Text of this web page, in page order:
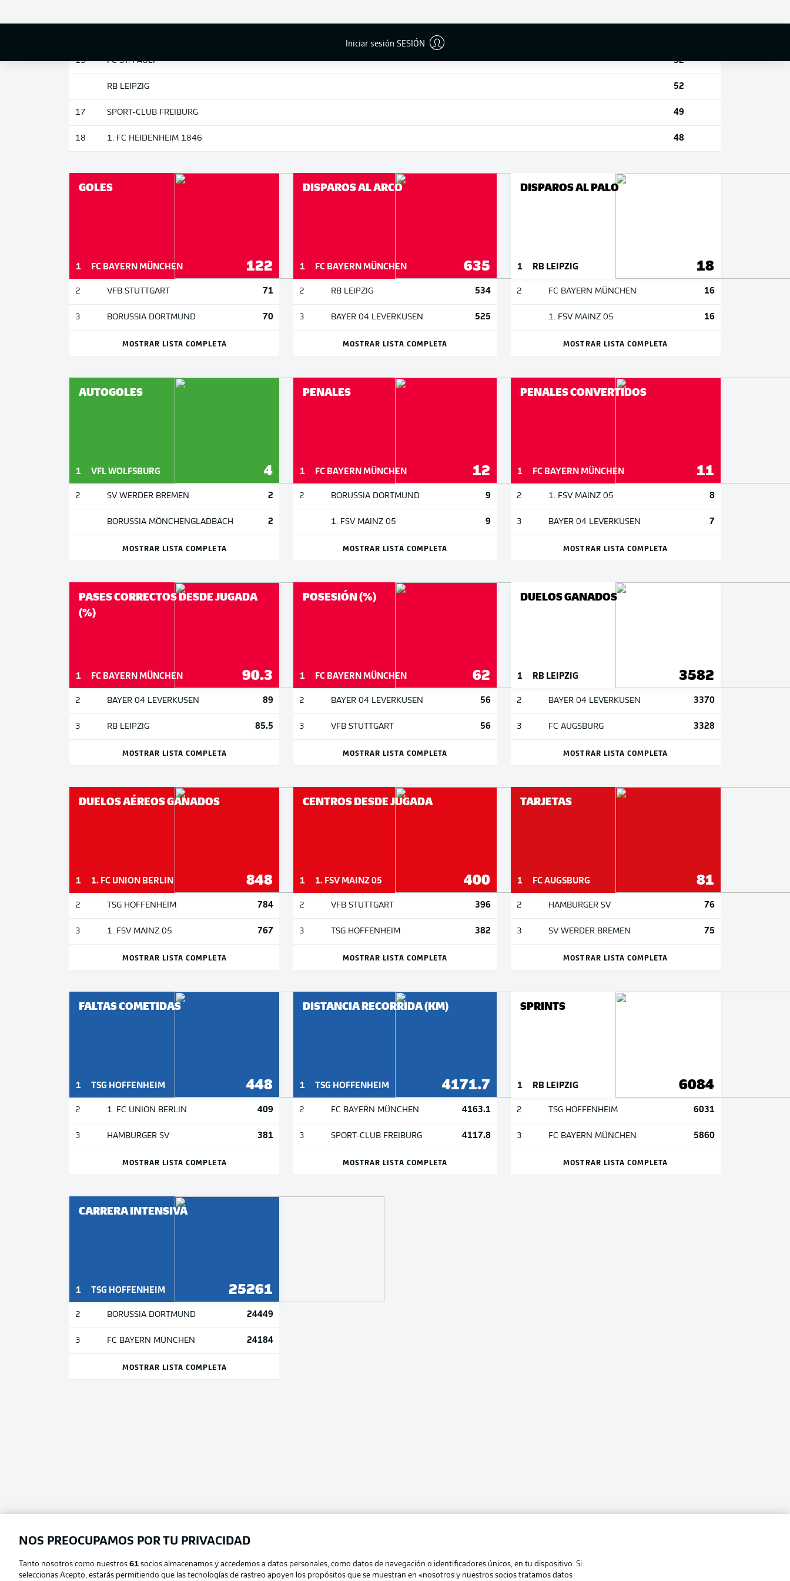
Iniciar sesión SESIÓN
GOLES
1 FC BAYERN MÜNCHEN 122
2 VFB STUTTGART 71
3 BORUSSIA DORTMUND 70
MOSTRAR LISTA COMPLETA
DISPAROS AL ARCO
1 FC BAYERN MÜNCHEN 635
2 RB LEIPZIG 534
3 BAYER 04 LEVERKUSEN 525
MOSTRAR LISTA COMPLETA
DISPAROS AL PALO
1 RB LEIPZIG 18
2 FC BAYERN MÜNCHEN 16
1. FSV MAINZ 05 16
MOSTRAR LISTA COMPLETA
AUTOGOLES
1 VFL WOLFSBURG 4
2 SV WERDER BREMEN 2
BORUSSIA MÖNCHENGLADBACH 2
MOSTRAR LISTA COMPLETA
PENALES
1 FC BAYERN MÜNCHEN 12
2 BORUSSIA DORTMUND 9
1. FSV MAINZ 05 9
MOSTRAR LISTA COMPLETA
PENALES CONVERTIDOS
1 FC BAYERN MÜNCHEN 11
2 1. FSV MAINZ 05 8
3 BAYER 04 LEVERKUSEN 7
MOSTRAR LISTA COMPLETA
PASES CORRECTOS DESDE JUGADA
(%)
1 FC BAYERN MÜNCHEN 90.3
2 BAYER 04 LEVERKUSEN 89
3 RB LEIPZIG 85.5
MOSTRAR LISTA COMPLETA
POSESIÓN (%)
1 FC BAYERN MÜNCHEN 62
2 BAYER 04 LEVERKUSEN 56
3 VFB STUTTGART 56
MOSTRAR LISTA COMPLETA
DUELOS GANADOS
1 RB LEIPZIG 3582
2 BAYER 04 LEVERKUSEN 3370
3 FC AUGSBURG 3328
MOSTRAR LISTA COMPLETA
DUELOS AÉREOS GANADOS
1 1. FC UNION BERLIN 848
2 TSG HOFFENHEIM 784
3 1. FSV MAINZ 05 767
MOSTRAR LISTA COMPLETA
CENTROS DESDE JUGADA
1 1. FSV MAINZ 05 400
2 VFB STUTTGART 396
3 TSG HOFFENHEIM 382
MOSTRAR LISTA COMPLETA
15 FC ST. PAULI 52
RB LEIPZIG 52
17 SPORT-CLUB FREIBURG 49
18 1. FC HEIDENHEIM 1846 48
TARJETAS
1 FC AUGSBURG 81
2 HAMBURGER SV 76
3 SV WERDER BREMEN 75
MOSTRAR LISTA COMPLETA
FALTAS COMETIDAS
1 TSG HOFFENHEIM 448
2 1. FC UNION BERLIN 409
3 HAMBURGER SV 381
MOSTRAR LISTA COMPLETA
DISTANCIA RECORRIDA (KM)
1 TSG HOFFENHEIM 4171.7
2 FC BAYERN MÜNCHEN 4163.1
3 SPORT-CLUB FREIBURG 4117.8
MOSTRAR LISTA COMPLETA
SPRINTS
1 RB LEIPZIG 6084
2 TSG HOFFENHEIM 6031
3 FC BAYERN MÜNCHEN 5860
MOSTRAR LISTA COMPLETA
CARRERA INTENSIVA
1 TSG HOFFENHEIM 25261
2 BORUSSIA DORTMUND 24449
3 FC BAYERN MÜNCHEN 24184
MOSTRAR LISTA COMPLETA
NOS PREOCUPAMOS POR TU PRIVACIDAD
Tanto nosotros como nuestros 61 socios almacenamos y accedemos a datos personales, como datos de navegación o identificadores únicos, en tu dispositivo. Si
seleccionas Acepto, estarás permitiendo que las tecnologías de rastreo apoyen los propósitos que se muestran en «nosotros y nuestros socios tratamos datos